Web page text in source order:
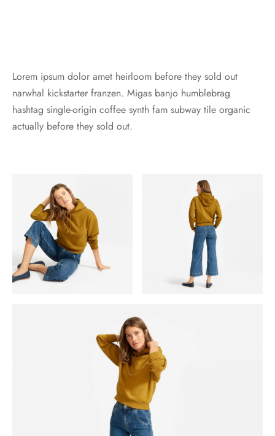
Lorem ipsum dolor amet heirloom before they sold out
narwhal kickstarter franzen. Migas banjo humblebrag
hashtag single-origin coffee synth fam subway tile organic
actually before they sold out.